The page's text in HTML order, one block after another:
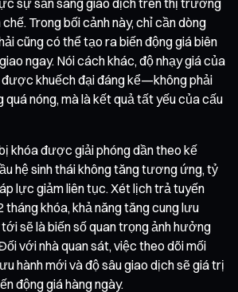
Trong bối cảnh này, chỉ cần dòng
cũng có thể tạo ra biến động giá biên
ngay. Nói cách khác, độ nhạy giá của
được khuếch đại đáng kể—không phải
nóng, mà là kết quả tất yếu của cấu
khóa được giải phóng dần theo kế
hệ sinh thái không tăng tương ứng, tỷ
lực giảm liên tục. Xét lịch trả tuyến
tháng khóa, khả năng tăng cung lưu
sẽ là biến số quan trọng ảnh hưởng
với nhà quan sát, việc theo dõi mối
hành mới và độ sâu giao dịch sẽ giá trị
động giá hàng ngày.